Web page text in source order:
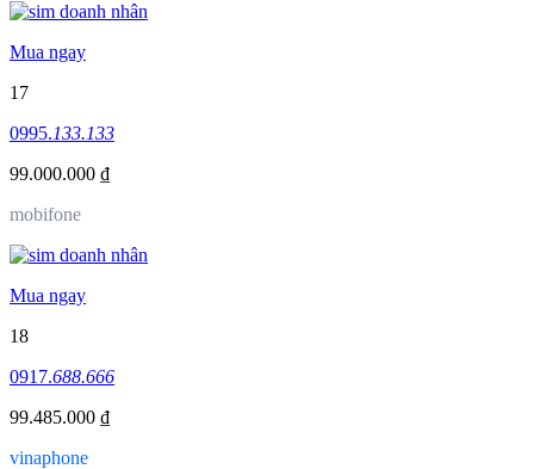
Mua ngay
17
0995.133.133
99.000.000 ₫
mobifone
Mua ngay
18
0917.688.666
99.485.000 ₫
vinaphone